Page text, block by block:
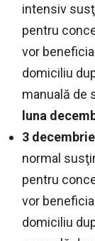
intensiv
pentru
vor
domiciliu
manuală de
luna
3
normal
pentru
vor
domiciliu